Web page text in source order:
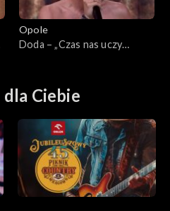
Opole
Doda – „Czas nas uczy
Ciebie